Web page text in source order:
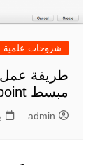
شروحات علمية
طريقة
مبسط powerpoint
admin